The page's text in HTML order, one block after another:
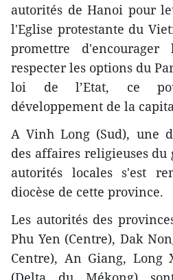
autorités de Hanoi pour
l'Eglise protestante du
promettre
respecter les options du
loi de l’Etat, ce
développement de la
A Vinh Long (Sud), ​une
des affaires religieuses du
autorités locales ​​s'est
diocèse de cette province.
Les autorités des
Phu Yen (Centre), Dak
Centre), An Giang, Long